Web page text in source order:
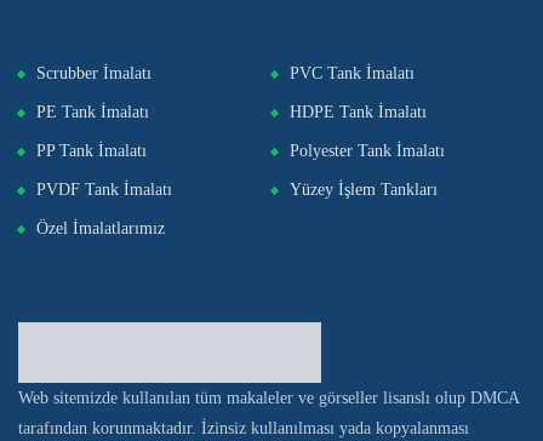
Scrubber İmalatı PVC Tank İmalatı
PE Tank İmalatı HDPE Tank İmalatı
PP Tank İmalatı Polyester Tank İmalatı
PVDF Tank İmalatı Yüzey İşlem Tankları
Özel İmalatlarımız
Web sitemizde kullanılan tüm makaleler ve görseller lisanslı olup DMCA
tarafından korunmaktadır. İzinsiz kullanılması yada kopyalanması